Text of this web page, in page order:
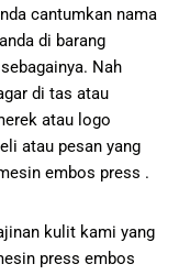
cantumkan nama
di barang
Nah
di tas atau
atau logo
atau pesan yang
embos press .
kulit kami yang
press embos